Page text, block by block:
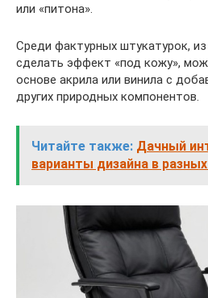
или «питона».
Среди фактурных штукатурок,
сделать эффект «под кожу»,
основе акрила или винила с
других природных компонентов.
Читайте также: Дачный
варианты дизайна в